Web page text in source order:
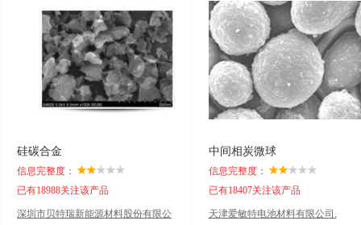
硅碳合金
信息完整度：
已有18988关注该产品
深圳市贝特瑞新能源材料股份有限公
中间相炭微球
信息完整度：
已有18407关注该产品
天津爱敏特电池材料有限公司.